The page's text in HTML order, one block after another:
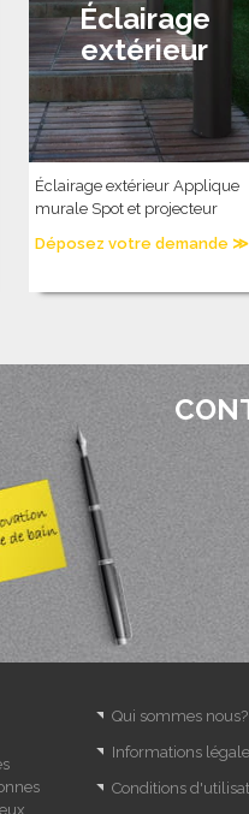
Éclairage
extérieur
Éclairage extérieur Applique
murale Spot et projecteur
Déposez votre demande ≫
Qui sommes nous?
Informations
Conditions